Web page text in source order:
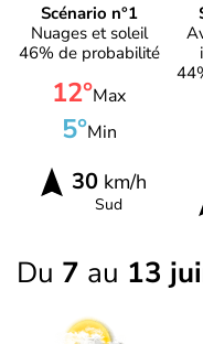
Scénario n°1
Nuages et soleil
46% de probabilité
12°Max
5°Min
30km/h
Sud
Du 7 au 13